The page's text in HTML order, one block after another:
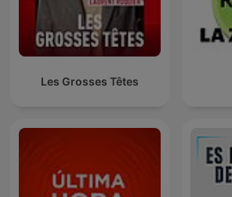
Les Grosses Têtes